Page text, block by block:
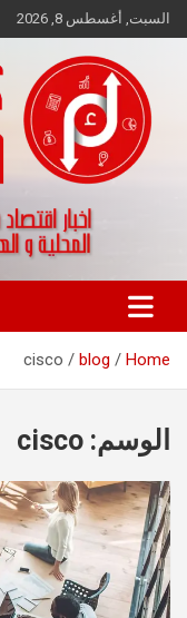
Skip
to
السبت, أغسطس 8, 2026
كواليس
اخبار اقتصاد فلسطين و
Home
blog
cisco
الوسم: cisco